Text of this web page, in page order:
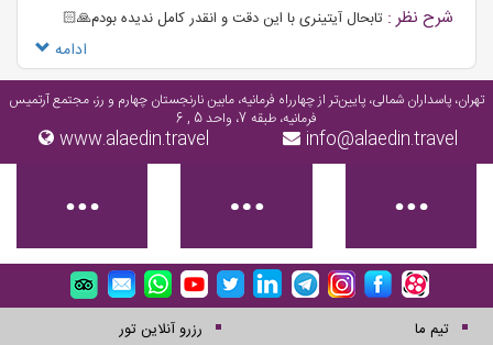
شرح نظر : تابحال آیتینری با این دقت و انقدر کامل ندیده بودم🙏🏻
ادامه
تهران، پاسداران شمالی، پایین‌تر از چهارراه فرمانیه، مابین نارنجستان چهارم و رز، مجتمع آرتمیس
فرمانیه، طبقه 7، واحد 5 , 6
info@alaedin.travel
www.alaedin.travel
تیم ما
رزرو آنلاین تور